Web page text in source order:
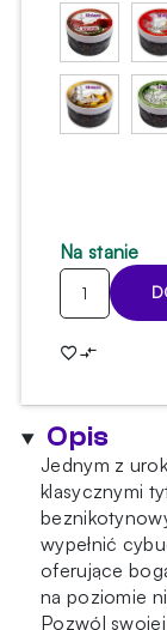
Na stanie
ilość
Kamyczki
-
100g
Opis
Jednym z
klasycznymi
wypełnić
oferujące
na poziomie
Pozwól